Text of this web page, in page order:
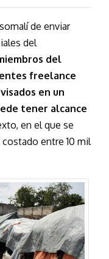
de enviar
del
del
freelance
en un
tener alcance
en el que se
entre 10 mil